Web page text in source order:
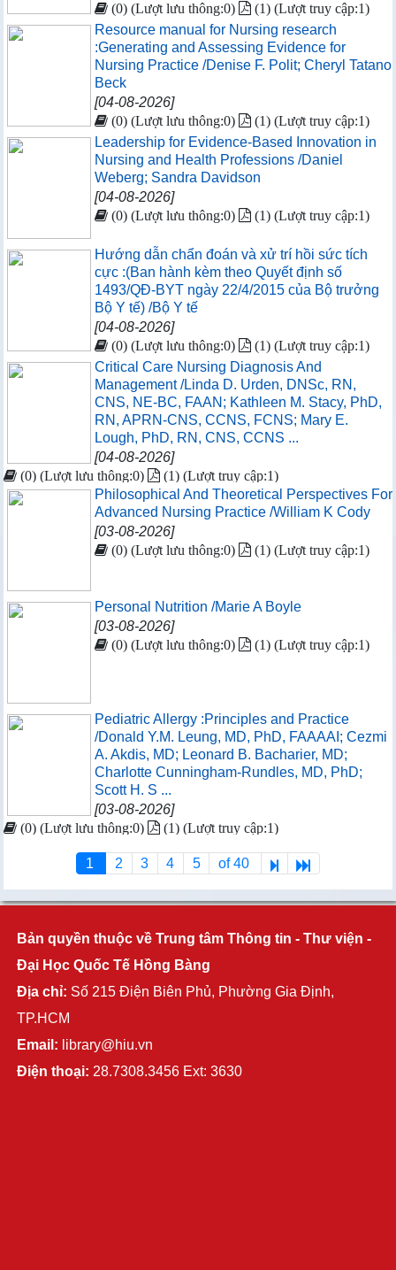
(0) (Lượt lưu thông:0) (1) (Lượt truy cập:1)
Resource manual for Nursing research
:Generating and Assessing Evidence for
Nursing Practice /Denise F. Polit; Cheryl Tatano
Beck
[04-08-2026]
(0) (Lượt lưu thông:0) (1) (Lượt truy cập:1)
Leadership for Evidence-Based Innovation in
Nursing and Health Professions /Daniel
Weberg; Sandra Davidson
[04-08-2026]
(0) (Lượt lưu thông:0) (1) (Lượt truy cập:1)
Hướng dẫn chẩn đoán và xử trí hồi sức tích
cực :(Ban hành kèm theo Quyết định số
1493/QĐ-BYT ngày 22/4/2015 của Bộ trưởng
Bộ Y tế) /Bộ Y tế
[04-08-2026]
(0) (Lượt lưu thông:0) (1) (Lượt truy cập:1)
Critical Care Nursing Diagnosis And
Management /Linda D. Urden, DNSc, RN,
CNS, NE-BC, FAAN; Kathleen M. Stacy, PhD,
RN, APRN-CNS, CCNS, FCNS; Mary E.
Lough, PhD, RN, CNS, CCNS ...
[04-08-2026]
(0) (Lượt lưu thông:0) (1) (Lượt truy cập:1)
Philosophical And Theoretical Perspectives For
Advanced Nursing Practice /William K Cody
[03-08-2026]
(0) (Lượt lưu thông:0) (1) (Lượt truy cập:1)
Personal Nutrition /Marie A Boyle
[03-08-2026]
(0) (Lượt lưu thông:0) (1) (Lượt truy cập:1)
Pediatric Allergy :Principles and Practice
/Donald Y.M. Leung, MD, PhD, FAAAAI; Cezmi
A. Akdis, MD; Leonard B. Bacharier, MD;
Charlotte Cunningham-Rundles, MD, PhD;
Scott H. S ...
[03-08-2026]
(0) (Lượt lưu thông:0) (1) (Lượt truy cập:1)
1 2 3 4 5 of 40
Bản quyền thuộc về Trung tâm Thông tin - Thư viện -
Đại Học Quốc Tế Hồng Bàng
Địa chỉ: Số 215 Điện Biên Phủ, Phường Gia Định,
TP.HCM
Email: library@hiu.vn
Điện thoại: 28.7308.3456 Ext: 3630